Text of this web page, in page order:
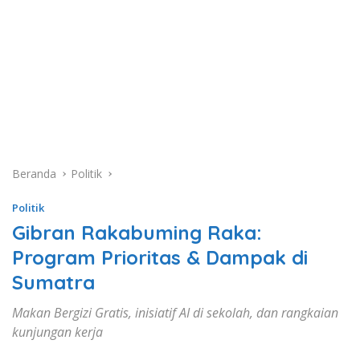
Beranda Politik
Politik
Gibran Rakabuming Raka:
Program Prioritas & Dampak di
Sumatra
Makan Bergizi Gratis, inisiatif AI di sekolah, dan rangkaian
kunjungan kerja